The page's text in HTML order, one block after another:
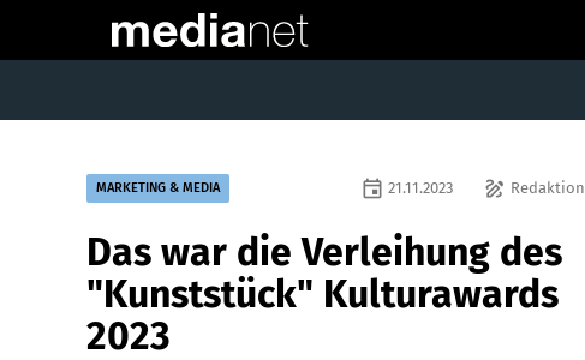
MARKETING & MEDIA draw Redaktion
event 21.11.2023
Das war die Verleihung des
"Kunststück" Kulturawards
2023